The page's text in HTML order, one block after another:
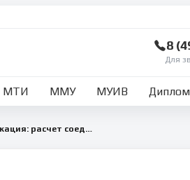
8
Для
МТИ ММУ МУИВ
Метрология, стандартизация и сертификация: расчет соединений